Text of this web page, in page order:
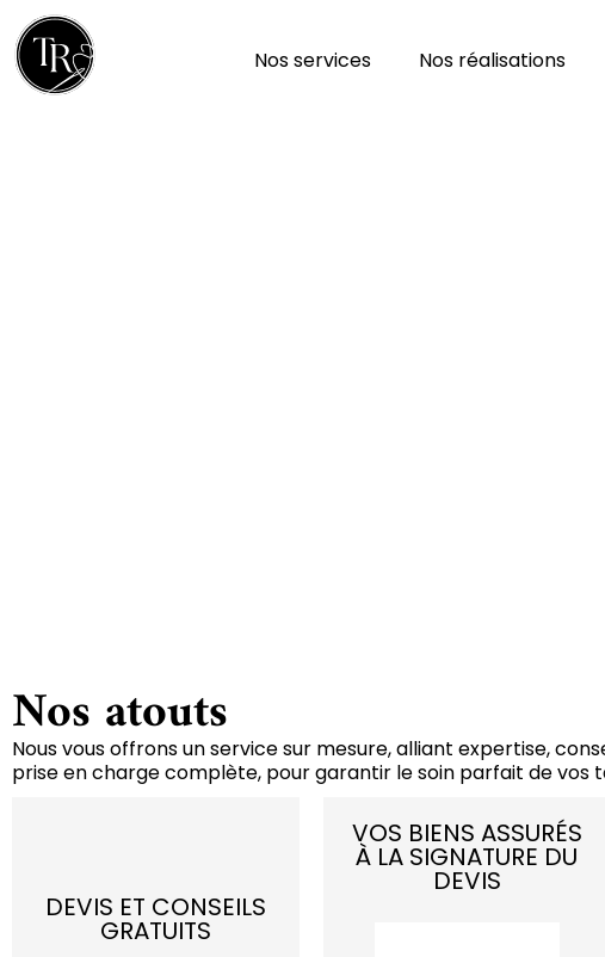
Nos services Nos réalisations
Nos atouts
Nous vous offrons un service sur mesure, alliant expertise,
prise en charge complète, pour garantir le soin parfait de vos
DEVIS ET CONSEILS
GRATUITS
VOS BIENS ASSURÉS
À LA SIGNATURE DU
DEVIS